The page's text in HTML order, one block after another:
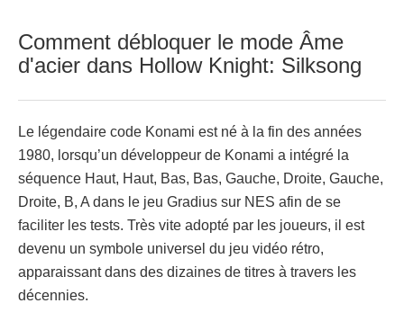
Comment débloquer le mode Âme
d'acier dans Hollow Knight: Silksong
Le légendaire code Konami est né à la fin des années
1980, lorsqu’un développeur de Konami a intégré la
séquence Haut, Haut, Bas, Bas, Gauche, Droite, Gauche,
Droite, B, A dans le jeu Gradius sur NES afin de se
faciliter les tests. Très vite adopté par les joueurs, il est
devenu un symbole universel du jeu vidéo rétro,
apparaissant dans des dizaines de titres à travers les
décennies.